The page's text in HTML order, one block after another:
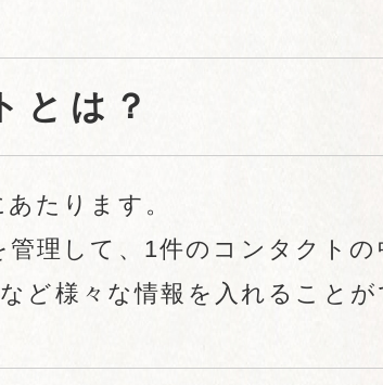
は？
たります。
理して、1件のコンタクトの
ど様々な情報を入れることが